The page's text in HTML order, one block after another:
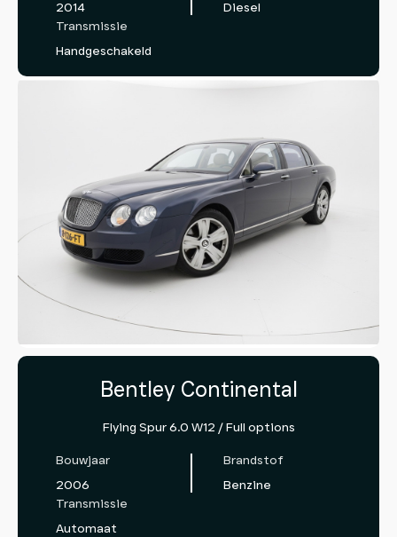
2014
Diesel
Transmissie
Handgeschakeld
Bentley Continental
Flying Spur 6.0 W12 / Full options
Bouwjaar
2006
Brandstof
Benzine
Transmissie
Automaat